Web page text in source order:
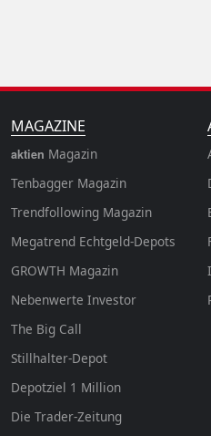
MAGAZINE
aktien Magazin
Tenbagger Magazin
Trendfollowing Magazin
Megatrend Echtgeld-Depots
GROWTH Magazin
Nebenwerte Investor
The Big Call
Stillhalter-Depot
Depotziel 1 Million
Die Trader-Zeitung